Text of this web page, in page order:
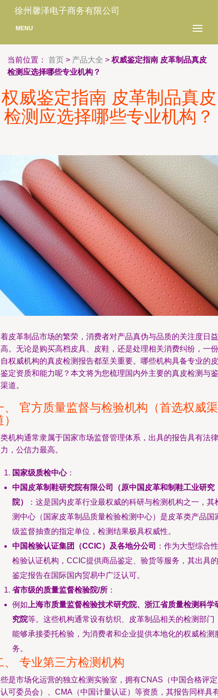
徐州馨泽电子商务有限公司
MENU
当前位置： 首页 > 产品大全 > 权威鉴定指南 皮革制品真皮
检测应选择哪些专业机构？
权威鉴定指南 皮革制品真皮
检测应选择哪些专业机构？
皮革制品市场的繁荣，消费者对产品真伪与品质的关注度日益
。无论是购买高档皮具、皮鞋，还是处理相关消费纠纷，一份
权威机构的真皮检测报告都至关重要。哪些机构具备专业的皮
定资质和能力呢？本文将为您梳理国内外主要的真皮检测与鉴
道。
、 官方质量监督与检验机构（首选权威渠
机构通常隶属于国家市场监督管理体系，出具的报告具有法律
，公信力最高。
国家级质检中心：
中国皮革制鞋研究院有限公司（原中国皮革和制鞋工业研究
院）
：这是国内皮革行业最权威的科研与检测机构之一，其
测中心（国家皮革制品质量检验检测中心）是皮革类产品国
级监督抽查的指定单位，检测结果极具权威性。
中国检验认证集团（CCIC）及各地分公司
：作为大型综合性
检验认证机构，CCIC提供商品鉴定、验货等服务，其出具的
鉴定报告在国际国内贸易中广泛认可。
省市级的质量监督检验院/所 ：
例如 上海市质量监督检验技术研究院、浙江省质量检测科学
究院等。这些机构通常设有纺织、皮革制品相关的检测部门
能够承接委托检验，为消费者和企业提供本地化的权威检测
务。
、 专业第三方检测机构
是市场化运营的独立检测实验室，拥有CNAS（中国合格评
可委员会）、CMA（中国计量认证）等资质，其报告同样具